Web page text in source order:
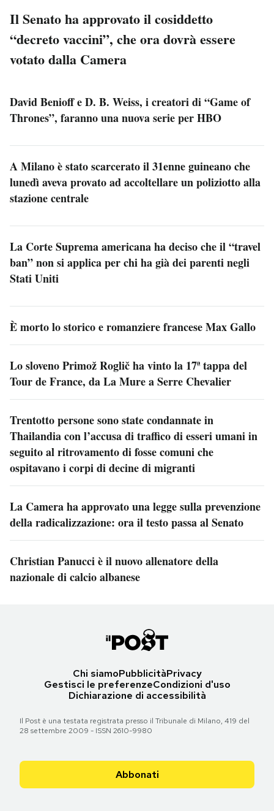
Il Senato ha approvato il cosiddetto
“decreto vaccini”, che ora dovrà essere
votato dalla Camera
David Benioff e D. B. Weiss, i creatori di “Game of
Thrones”, faranno una nuova serie per HBO
A Milano è stato scarcerato il 31enne guineano che
lunedì aveva provato ad accoltellare un poliziotto alla
stazione centrale
La Corte Suprema americana ha deciso che il “travel
ban” non si applica per chi ha già dei parenti negli
Stati Uniti
È morto lo storico e romanziere francese Max Gallo
Lo sloveno Primož Roglič ha vinto la 17ª tappa del
Tour de France, da La Mure a Serre Chevalier
Trentotto persone sono state condannate in
Thailandia con l’accusa di traffico di esseri umani in
seguito al ritrovamento di fosse comuni che
ospitavano i corpi di decine di migranti
La Camera ha approvato una legge sulla prevenzione
della radicalizzazione: ora il testo passa al Senato
Christian Panucci è il nuovo allenatore della
nazionale di calcio albanese
Chi siamoPubblicitàPrivacy
Gestisci le preferenzeCondizioni d'uso
Dichiarazione di accessibilità
Il Post è una testata registrata presso il Tribunale di Milano, 419 del
28 settembre 2009 - ISSN 2610-9980
Abbonati